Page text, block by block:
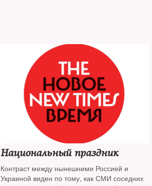
Национальный праздник
Контраст между нынешними Россией и
Украиной виден по тому, как СМИ соседних